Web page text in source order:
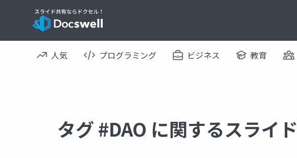
人気 プログラミング ビジネス 教育
タグ #DAO に関するスライド